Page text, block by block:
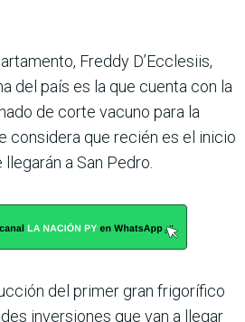
Freddy D’Ecclesiis,
del país es la que cuenta con la
de corte vacuno para la
considera que recién es el inicio
a San Pedro.
del primer gran frigorífico
inversiones que van a llegar